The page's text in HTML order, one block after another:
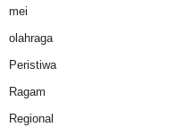
mei
olahraga
Peristiwa
Ragam
Regional